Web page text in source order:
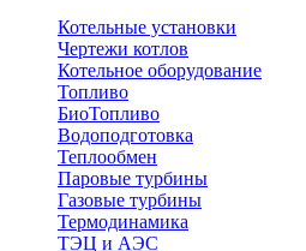
Котельные установки
Чертежи котлов
Котельное оборудование
Топливо
БиоТопливо
Водоподготовка
Теплообмен
Паровые турбины
Газовые турбины
Термодинамика
ТЭЦ и АЭС